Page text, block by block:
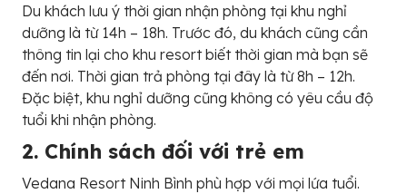
Du khách lưu ý thời gian nhận phòng tại khu nghỉ
dưỡng là từ 14h – 18h. Trước đó, du khách cũng cần
thông tin lại cho khu resort biết thời gian mà bạn sẽ
đến nơi. Thời gian trả phòng tại đây là từ 8h – 12h.
Đặc biệt, khu nghỉ dưỡng cũng không có yêu cầu độ
tuổi khi nhận phòng.
2. Chính sách đối với trẻ em
Vedana Resort Ninh Bình phù hợp với mọi lứa tuổi.